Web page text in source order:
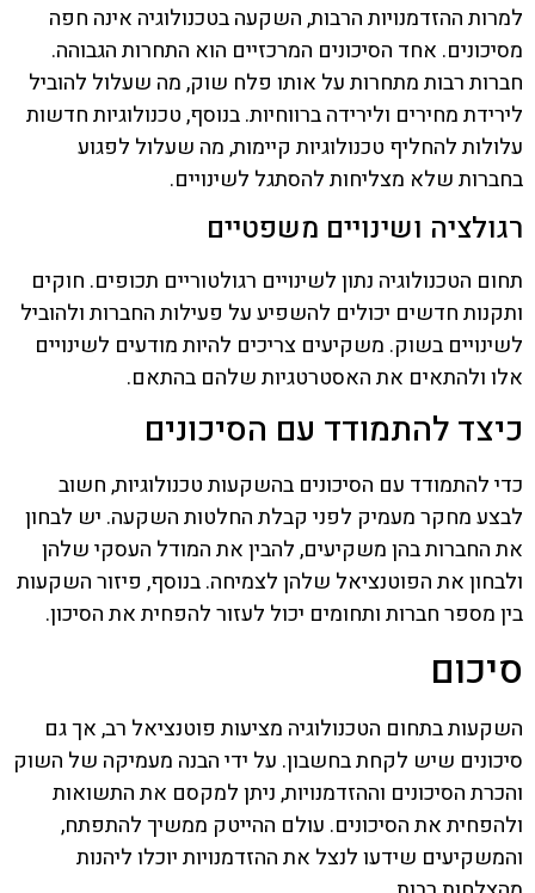
למרות ההזדמנויות הרבות, השקעה בטכנולוגיה אינה חפה
מסיכונים. אחד הסיכונים המרכזיים הוא התחרות הגבוהה.
חברות רבות מתחרות על אותו פלח שוק, מה שעלול להוביל
לירידת מחירים ולירידה ברווחיות. בנוסף, טכנולוגיות חדשות
עלולות להחליף טכנולוגיות קיימות, מה שעלול לפגוע
בחברות שלא מצליחות להסתגל לשינויים.
רגולציה ושינויים משפטיים
תחום הטכנולוגיה נתון לשינויים רגולטוריים תכופים. חוקים
ותקנות חדשים יכולים להשפיע על פעילות החברות ולהוביל
לשינויים בשוק. משקיעים צריכים להיות מודעים לשינויים
אלו ולהתאים את האסטרטגיות שלהם בהתאם.
כיצד להתמודד עם הסיכונים
כדי להתמודד עם הסיכונים בהשקעות טכנולוגיות, חשוב
לבצע מחקר מעמיק לפני קבלת החלטות השקעה. יש לבחון
את החברות בהן משקיעים, להבין את המודל העסקי שלהן
ולבחון את הפוטנציאל שלהן לצמיחה. בנוסף, פיזור השקעות
בין מספר חברות ותחומים יכול לעזור להפחית את הסיכון.
סיכום
השקעות בתחום הטכנולוגיה מציעות פוטנציאל רב, אך גם
סיכונים שיש לקחת בחשבון. על ידי הבנה מעמיקה של השוק
והכרת הסיכונים וההזדמנויות, ניתן למקסם את התשואות
ולהפחית את הסיכונים. עולם ההייטק ממשיך להתפתח,
והמשקיעים שידעו לנצל את ההזדמנויות יוכלו ליהנות